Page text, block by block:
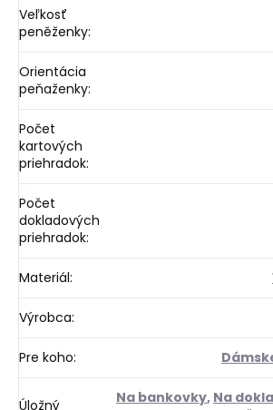
Veľkosť
peněženky:
Orientácia
peňaženky:
Počet
kartových
priehradok:
Počet
dokladových
priehradok:
Materiál:
Výrobca:
Pre koho:
Úložný
Na bankovky, Na